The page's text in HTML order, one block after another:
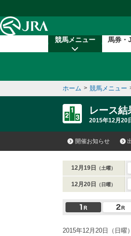
競馬メニュー 馬券・
ホーム > 競馬メニュー
レース結
2015年12月20
開催お知らせ
12月19日 （土曜）
12月20日 （日曜）
2015年12月20日（日曜